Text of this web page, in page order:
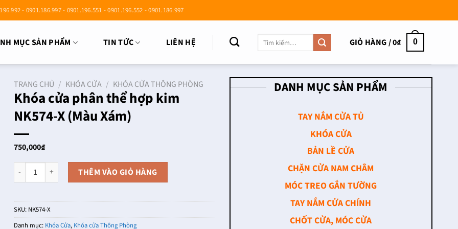
- 0901.186.997 - 0901.196.551 - 0901.196.552 - 0901.186.997
MỤC SẢN PHẨM TIN TỨC LIÊN HỆ
Tìm
kiếm:
GIỎ HÀNG /0₫ 0
TRANG CHỦ / KHÓA CỬA / KHÓA CỬA THÔNG PHÒNG
Khóa cửa phân thể hợp kim
NK574-X (Màu Xám)
750,000₫
Khóa cửa phân thể hợp kim NK574-X (Màu Xám) số lượng
THÊM VÀO GIỎ HÀNG
SKU: NK574-X
Danh mục: Khóa Cửa, Khóa cửa Thông Phòng
DANH MỤC SẢN PHẨM
TAY NẮM CỬA TỦ
KHÓA CỬA
BẢN LỀ CỬA
CHẶN CỬA NAM CHÂM
MÓC TREO GẮN TƯỜNG
TAY NẮM CỬA CHÍNH
CHỐT CỬA, MÓC CỬA